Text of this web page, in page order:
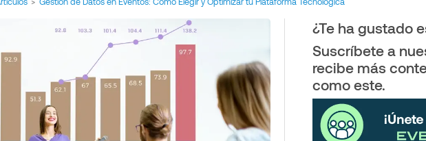
¿Te ha gustado
Suscríbete a
recibe más
como este.